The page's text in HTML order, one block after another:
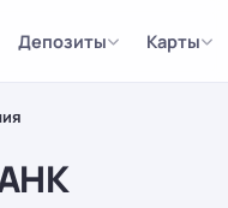
Депозиты Карты